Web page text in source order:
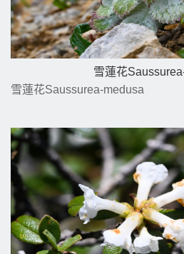
雪蓮花
雪蓮花Saussurea-medusa